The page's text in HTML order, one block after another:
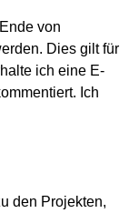
von
Dies gilt für
ich eine E-
Ich
den Projekten,